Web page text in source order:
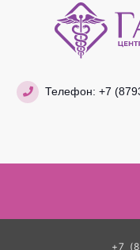
Телефон: +7
+7